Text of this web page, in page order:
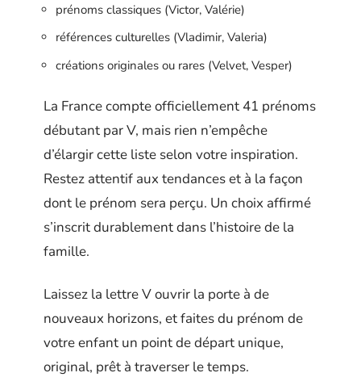
prénoms classiques (Victor, Valérie)
références culturelles (Vladimir, Valeria)
créations originales ou rares (Velvet, Vesper)
La France compte officiellement 41 prénoms
débutant par V, mais rien n’empêche
d’élargir cette liste selon votre inspiration.
Restez attentif aux tendances et à la façon
dont le prénom sera perçu. Un choix affirmé
s’inscrit durablement dans l’histoire de la
famille.
Laissez la lettre V ouvrir la porte à de
nouveaux horizons, et faites du prénom de
votre enfant un point de départ unique,
original, prêt à traverser le temps.